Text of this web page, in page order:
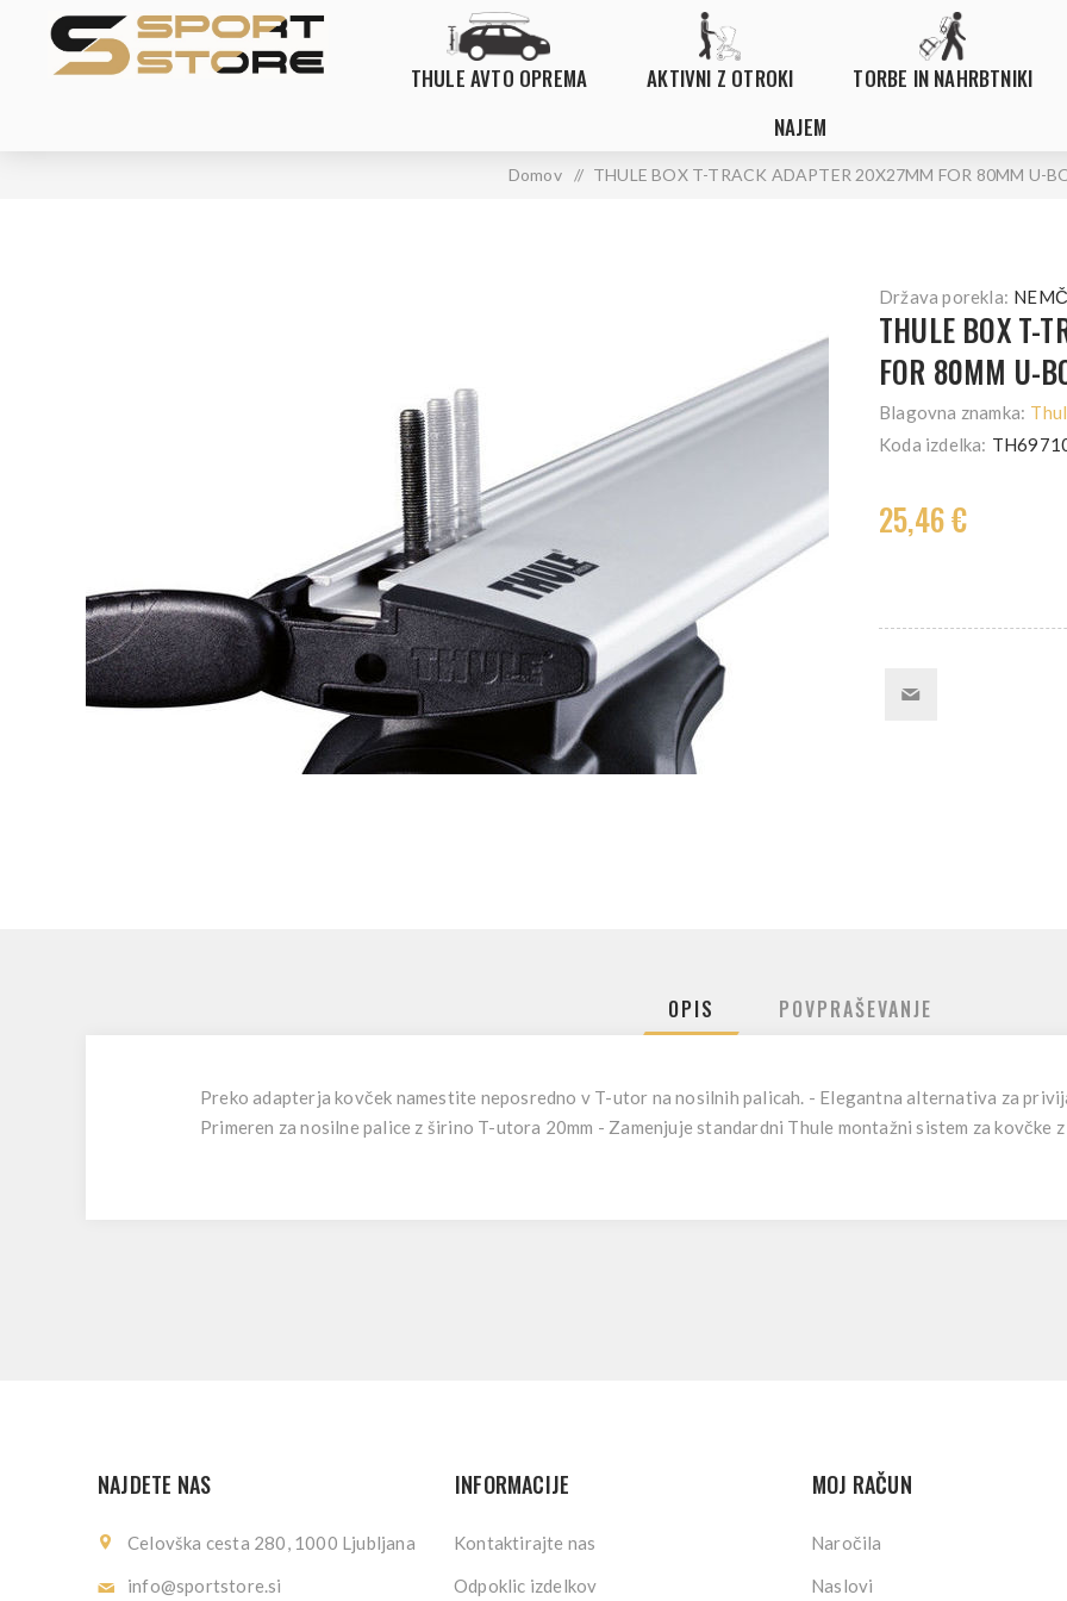
THULE AVTO OPREMA AKTIVNI Z OTROKI TORBE IN NAHRBTNIKI
NAJEM
Domov / THULE BOX T-TRACK ADAPTER 20X27MM FOR 80MM U-
Država porekla:
THULE BOX T-
FOR 80MM U-
Blagovna znamka:
Koda izdelka:
25,46 €
OPIS POVPRAŠEVANJE
Preko adapterja kovček namestite neposredno v T-utor na nosilnih palicah. - Elegantna alternativa za
Primeren za nosilne palice z širino T-utora 20mm - Zamenjuje standardni Thule montažni sistem za kovčke
NAJDETE NAS
Celovška cesta 280, 1000 Ljubljana
info@sportstore.si
INFORMACIJE
Kontaktirajte nas
Odpoklic izdelkov
MOJ RAČUN
Naročila
Naslovi